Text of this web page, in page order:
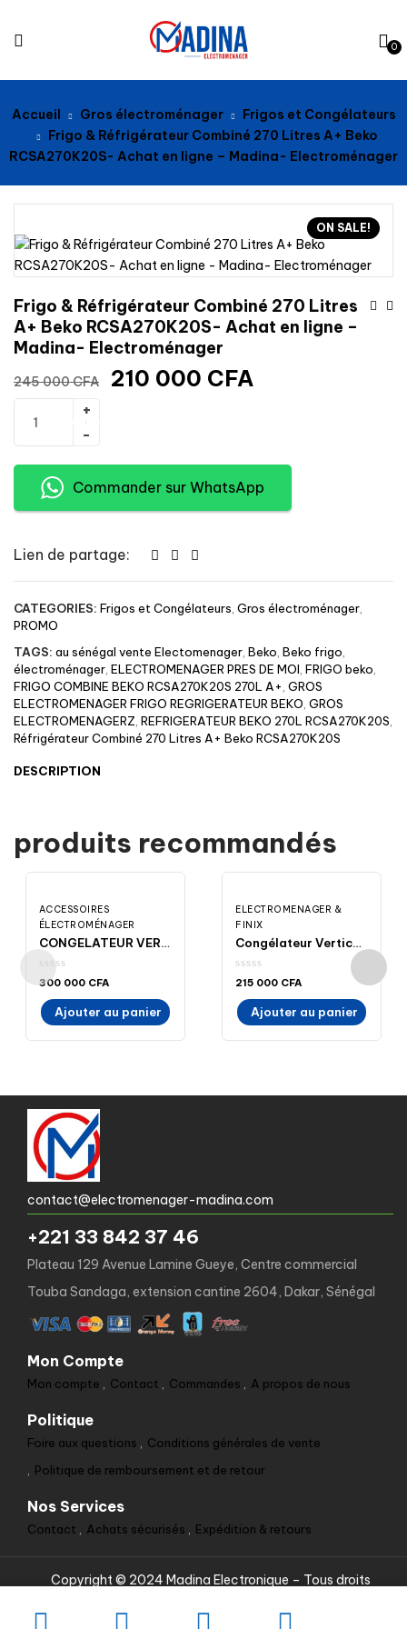
0
Accueil Gros électroménager
Frigos et Congélateurs
Frigo & Réfrigérateur Combiné 270 Litres A+ Beko
RCSA270K20S- Achat en ligne – Madina- Electroménager
ON SALE!
Frigo & Réfrigérateur Combiné 270 Litres
A+ Beko RCSA270K20S- Achat en ligne –
Madina- Electroménager
245 000CFA 210 000 CFA
Commander sur WhatsApp
Lien de partage:
CATEGORIES: Frigos et Congélateurs, Gros électroménager,
PROMO
TAGS: au sénégal vente Electomenager, Beko, Beko frigo,
électroménager, ELECTROMENAGER PRES DE MOI, FRIGO beko,
FRIGO COMBINE BEKO RCSA270K20S 270L A+, GROS
ELECTROMENAGER FRIGO REGRIGERATEUR BEKO, GROS
ELECTROMENAGERZ, REFRIGERATEUR BEKO 270L RCSA270K20S,
Réfrigérateur Combiné 270 Litres A+ Beko RCSA270K20S
DESCRIPTION
produits recommandés
ACCESSOIRES
ÉLECTROMÉNAGER
CONGELATEUR VERTICAL 332L FINIX GT/N332 7 TIROIRS GRIS 595X600X1750 – prix moins cher- Madina- Electroménager- ELECTROMENAGER-MADINA
300 000 CFA
Ajouter au panier
ELECTROMENAGER &
FINIX
Congélateur Vertical 251Litres FINIX GT-251 à 6 tiroirs – 54x59x145- MADINA-ELECTROMENAGER – électroménager- madina Achat en ligne
215 000 CFA
Ajouter au panier
contact@electromenager-madina.com
+221 33 842 37 46
Plateau 129 Avenue Lamine Gueye, Centre commercial
Touba Sandaga, extension cantine 2604, Dakar, Sénégal
Mon Compte
Mon compte Contact Commandes A propos de nous
Politique
Foire aux questions
Conditions générales de vente
Politique de remboursement et de retour
Nos Services
Contact Achats sécurisés Expédition & retours
Copyright © 2024 Madina Electronique – Tous droits